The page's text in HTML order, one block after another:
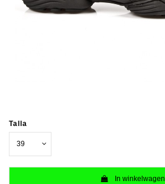
Talla
In winkelwagen